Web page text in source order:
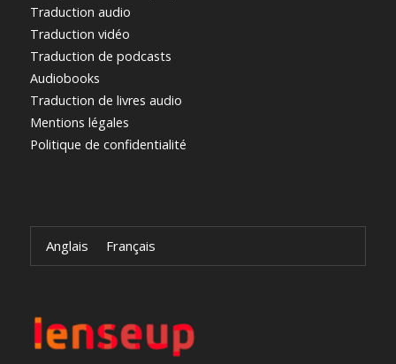
Traduction audio
Traduction vidéo
Traduction de podcasts
Audiobooks
Traduction de livres audio
Mentions légales
Politique de confidentialité
Anglais Français